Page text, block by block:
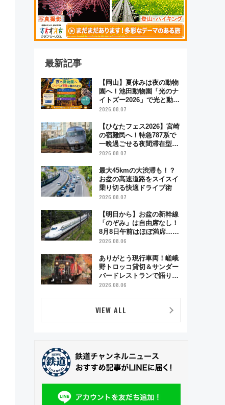
最新記事
【岡山】夏休みは夜の動物
園へ！池田動物園「光のナ
イトズー2026」で光と動物
が彩る特別な夜
2026.08.07
【ひなたフェス2026】宮崎
の宿難民へ！特急787系で
一晩過ごせる夜間滞在型イ
ベント「スワローおひさ
2026.08.07
最大45kmの大渋滞も！？
お盆の高速道路をスイスイ
乗り切る快適ドライブ術
2026.08.07
【明日から】お盆の新幹線
「のぞみ」は自由席なし！
8月8日午前はほぼ満席…で
も数時間ズラせば空きが見
「空席」探しのコツ
2026.08.06
ありがとう現行車両！嵯峨
野トロッコ貸切＆サンダー
バードレストランで語り合
う秋の京都 斉藤雪乃＆福
ー」開催
2026.08.06
VIEW ALL